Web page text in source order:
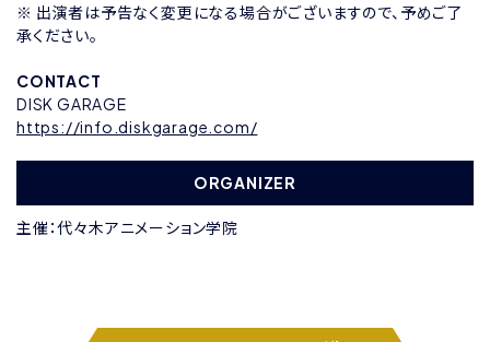
※ 出演者は予告なく変更になる場合がございますので、予めご了
承ください。
CONTACT
DISK GARAGE
https://info.diskgarage.com/
ORGANIZER
主催：代々木アニメーション学院